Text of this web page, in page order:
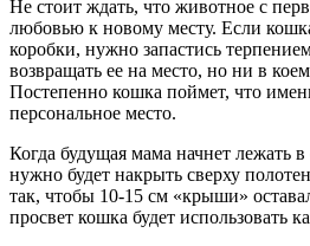
Не стоит ждать, что животное с
любовью к новому месту. Если
коробки, нужно запастись
возвращать ее на место, но ни в
Постепенно кошка поймет, что
персональное место.
Когда будущая мама начнет лежать
нужно будет накрыть сверху
так, чтобы 10-15 см «крыши»
просвет кошка будет использовать